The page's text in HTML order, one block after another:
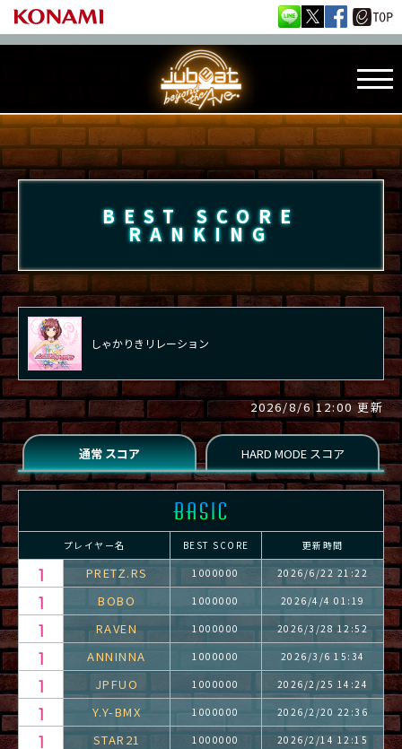
BEST SCORE
RANKING
しゃかりきリレーション
2026/8/6 12:00 更新
プレイヤー名 BEST SCORE 更新時間
PRETZ.RS 1000000 2026/6/22 21:22
BOBO 1000000 2026/4/4 01:19
RAVEN 1000000 2026/3/28 12:52
ANNINNA 1000000 2026/3/6 15:34
JPFUO 1000000 2026/2/25 14:24
Y.Y-BMX 1000000 2026/2/20 22:36
STAR21 1000000 2026/2/14 12:15